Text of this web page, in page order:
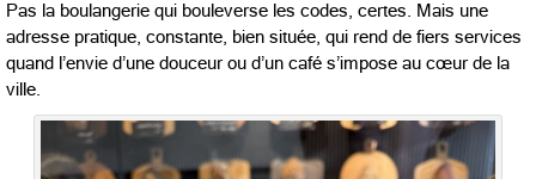
Pas la boulangerie qui bouleverse les codes, certes. Mais une
adresse pratique, constante, bien située, qui rend de fiers services
quand l’envie d’une douceur ou d’un café s’impose au cœur de la
ville.